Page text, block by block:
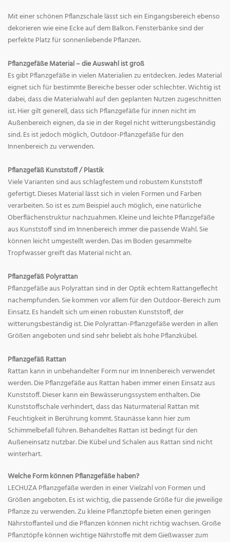
Mit einer schönen Pflanzschale lässt sich ein Eingangsbereich ebenso
dekorieren wie eine Ecke auf dem Balkon. Fensterbänke sind der
perfekte Platz für sonnenliebende Pflanzen.
Pflanzgefäße Material – die Auswahl ist groß
Es gibt Pflanzgefäße in vielen Materialien zu entdecken. Jedes Material
eignet sich für bestimmte Bereiche besser oder schlechter. Wichtig ist
dabei, dass die Materialwahl auf den geplanten Nutzen zugeschnitten
ist. Hier gilt generell, dass sich Pflanzgefäße für innen nicht im
Außenbereich eignen, da sie in der Regel nicht witterungsbeständig
sind. Es ist jedoch möglich, Outdoor-Pflanzgefäße für den
Innenbereich zu verwenden.
Pflanzgefäß Kunststoff / Plastik
Viele Varianten sind aus schlagfestem und robustem Kunststoff
gefertigt. Dieses Material lässt sich in vielen Formen und Farben
verarbeiten. So ist es zum Beispiel auch möglich, eine natürliche
Oberflächenstruktur nachzuahmen. Kleine und leichte Pflanzgefäße
aus Kunststoff sind im Innenbereich immer die passende Wahl. Sie
können leicht umgestellt werden. Das im Boden gesammelte
Tropfwasser greift das Material nicht an.
Pflanzgefäß Polyrattan
Pflanzgefäße aus Polyrattan sind in der Optik echtem Rattangeflecht
nachempfunden. Sie kommen vor allem für den Outdoor-Bereich zum
Einsatz. Es handelt sich um einen robusten Kunststoff, der
witterungsbeständig ist. Die Polyrattan-Pflanzgefäße werden in allen
Größen angeboten und sind sehr beliebt als hohe Pflanzkübel.
Pflanzgefäß Rattan
Rattan kann in unbehandelter Form nur im Innenbereich verwendet
werden. Die Pflanzgefäße aus Rattan haben immer einen Einsatz aus
Kunststoff. Dieser kann ein Bewässerungssystem enthalten. Die
Kunststoffschale verhindert, dass das Naturmaterial Rattan mit
Feuchtigkeit in Berührung kommt. Staunässe kann hier zum
Schimmelbefall führen. Behandeltes Rattan ist bedingt für den
Außeneinsatz nutzbar. Die Kübel und Schalen aus Rattan sind nicht
winterhart.
Welche Form können Pflanzgefäße haben?
LECHUZA Pflanzgefäße werden in einer Vielzahl von Formen und
Größen angeboten. Es ist wichtig, die passende Größe für die jeweilige
Pflanze zu verwenden. Zu kleine Pflanztöpfe bieten einen geringen
Nährstoffanteil und die Pflanzen können nicht richtig wachsen. Große
Pflanztöpfe können wichtige Nährstoffe mit dem Gießwasser zum